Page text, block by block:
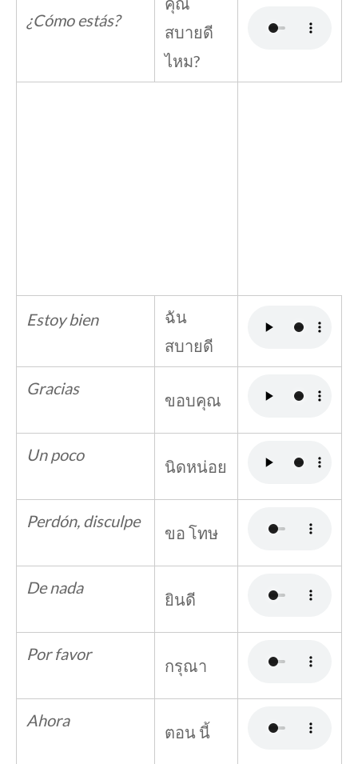
¿Cómo estás?
สบายดี
ไหม?
Estoy bien
ฉัน
สบายดี
Gracias
ขอบคุณ
Un poco
นิดหน่อย
Perdón, disculpe
ขอ โทษ
De nada
ยินดี
Por favor
กรุณา
Ahora
ตอน นี้